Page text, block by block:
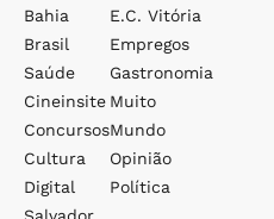
Bahia
Brasil
Saúde
Cineinsite
Concursos
Cultura
Digital
E.c. Vitória
Empregos
Gastronomia
Muito
Mundo
Opinião
Política